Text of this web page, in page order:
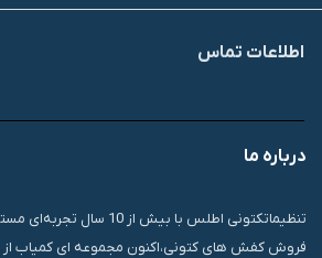
اطلاعات تماس
درباره ما
تنظیماتکتونی اطلس با بیش از
فروش کفش های کتونی،اکنون مجموعه ای کمیاب از